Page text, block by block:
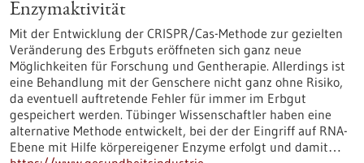
Enzymaktivität
Mit der Entwicklung der CRISPR/Cas-Methode zur gezielten
Veränderung des Erbguts eröffneten sich ganz neue
Möglichkeiten für Forschung und Gentherapie. Allerdings ist
eine Behandlung mit der Genschere nicht ganz ohne Risiko,
da eventuell auftretende Fehler für immer im Erbgut
gespeichert werden. Tübinger Wissenschaftler haben eine
alternative Methode entwickelt, bei der der Eingriff auf RNA-
Ebene mit Hilfe körpereigener Enzyme erfolgt und damit…